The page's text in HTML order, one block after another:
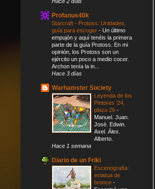
Profanus40k
Starcraft - Protoss: Unidades,
guía para escoger - Un último
empujón y aquí tenéis la primera
parte de la guía Protoss. En mi
opinión, los Protoss son un
ejército un poco a medio cocer.
Archon tenía la in...
Hace 3 días
Warhamster Society
Leyenda de los
Pintores '24,
plazo 26 -
Manuel. Juan.
José. Edwin.
Axel. Álex.
Alberto.
Hace 1 semana
Diario de un Friki
Escenografía:
estatua de
bronce -